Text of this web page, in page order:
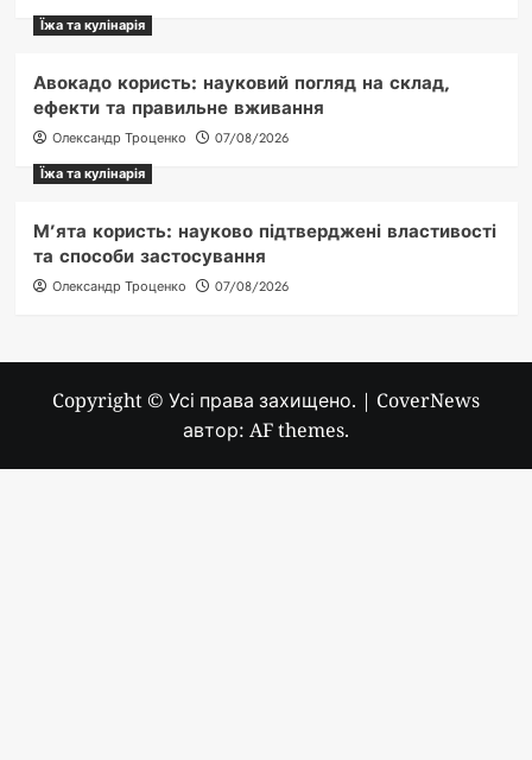
Їжа та кулінарія
Авокадо користь: науковий погляд на склад,
ефекти та правильне вживання
Олександр Троценко
07/08/2026
Їжа та кулінарія
М’ята користь: науково підтверджені властивості
та способи застосування
Олександр Троценко 07/08/2026
Copyright © Усі права захищено. | CoverNews
автор: AF themes.